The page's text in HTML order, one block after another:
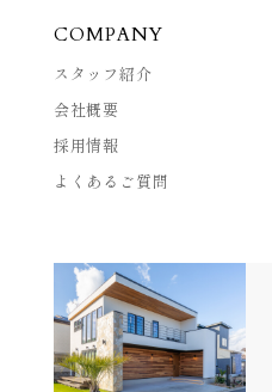
COMPANY
スタッフ紹介
会社概要
採用情報
よくあるご質問